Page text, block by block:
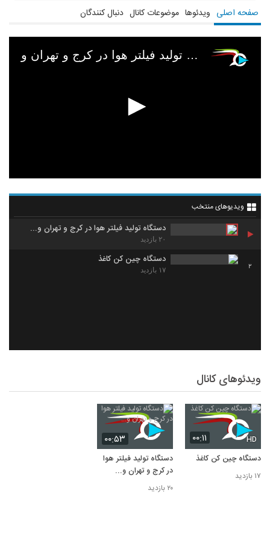
صفحه اصلی ویدئوها موضوعات کانال دنبال کنندگان
دستگاه تولید فیلتر هوا در کرج و تهران و...
ویدیوهای منتخب
دستگاه تولید فیلتر هوا در کرج و تهران و...
۲۰ بازدید
2
دستگاه چین کن کاغذ
۱۷ بازدید
ویدئوهای کانال
۰۰:۱۱ HD
دستگاه چین کن کاغذ
۱۷ بازدید
۰۰:۵۳
دستگاه تولید فیلتر هوا
در کرج و تهران و...
۲۰ بازدید